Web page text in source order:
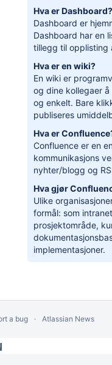
Hva er Dashboard?
Dashboard er
Dashboard har en
tillegg til opplisting
Hva er en wiki?
En wiki er
og dine kollegaer
og enkelt. Bare
publiseres
Hva er
Confluence er en
kommunikasjons
nyhter/blogg og
Hva gjør
Ulike
formål: som
prosjektområde,
implementasjoner.
a bug Atlassian News